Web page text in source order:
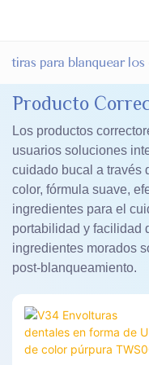
tiras para blanquear los
Producto
Los productos
usuarios soluciones
cuidado bucal a través
color, fórmula suave,
ingredientes para el
portabilidad y facilidad
ingredientes morados
post-blanqueamiento.